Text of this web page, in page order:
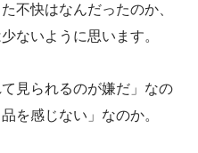
不快はなんだったのか、
ないように思います。
見られるのが嫌だ」なの
を感じない」なのか。